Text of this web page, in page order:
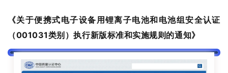
《关于便携式电子设备用锂离子电池和电池组安全认证
（001031类别）执行新版标准和实施规则的通知》